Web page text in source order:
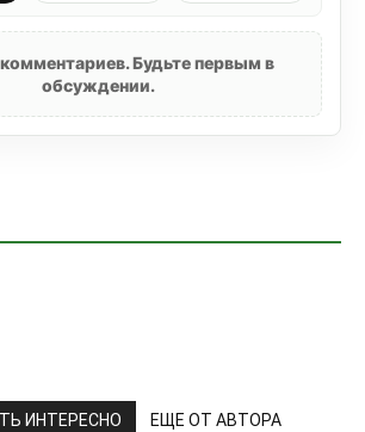
Будьте первым в
обсуждении.
ИНТЕРЕСНО ЕЩЕ ОТ АВТОРА